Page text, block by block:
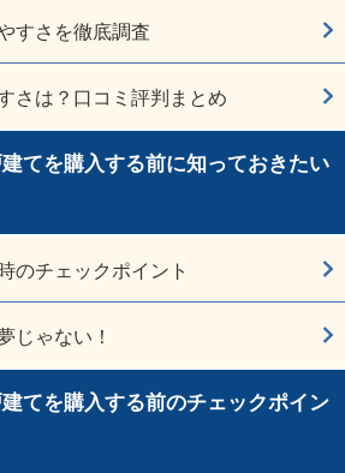
すさを徹底調査
さは？口コミ評判まとめ
てを購入する前に知っておきたい
のチェックポイント
じゃない！
てを購入する前のチェックポイン